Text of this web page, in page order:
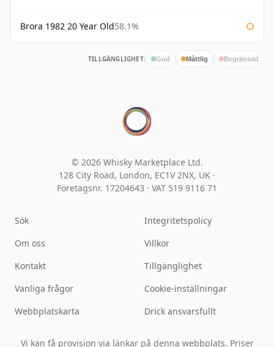
Brora 1982 20 Year Old58.1%
TILLGÄNGLIGHET: God Måttlig Begränsad
© 2026 Whisky Marketplace Ltd.
128 City Road, London, EC1V 2NX, UK ·
Företagsnr. 17204643 · VAT 519 9116 71
Sök
Om oss
Kontakt
Vanliga frågor
Webbplatskarta
Integritetspolicy
Villkor
Tillgänglighet
Cookie-inställningar
Drick ansvarsfullt
Vi kan få provision via länkar på denna webbplats. Priser